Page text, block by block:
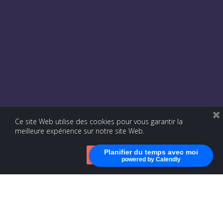
Planifier du temps avec moi
powered by Calendly
Ce site Web utilise des cookies pour vous garantir la
meilleure expérience sur notre site Web.
Accepter